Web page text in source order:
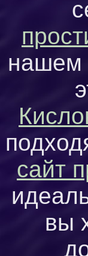
нашем
сайт
вы